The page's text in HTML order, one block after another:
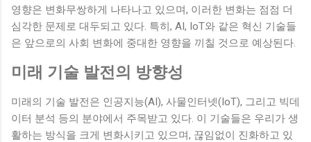
영향은 변화무쌍하게 나타나고 있으며, 이러한 변화는 점점 더
심각한 문제로 대두되고 있다. 특히, AI, IoT와 같은 혁신 기술들
은 앞으로의 사회 변화에 중대한 영향을 끼칠 것으로 예상된다.
미래 기술 발전의 방향성
미래의 기술 발전은 인공지능(AI), 사물인터넷(IoT), 그리고 빅데
이터 분석 등의 분야에서 주목받고 있다. 이 기술들은 우리가 생
활하는 방식을 크게 변화시키고 있으며, 끊임없이 진화하고 있